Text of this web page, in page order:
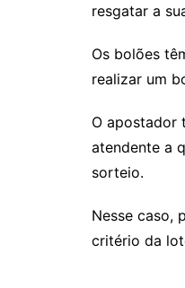
resgatar a
Os bolões
realizar um
O apostador
atendente a
sorteio.
Nesse caso,
critério da